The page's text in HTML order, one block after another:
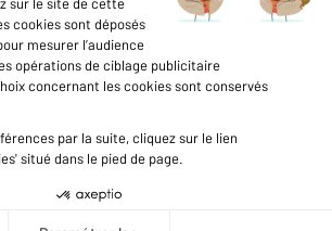
Données personnelles